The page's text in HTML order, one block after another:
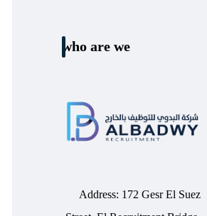
who are we
Address: 172 Gesr El Suez